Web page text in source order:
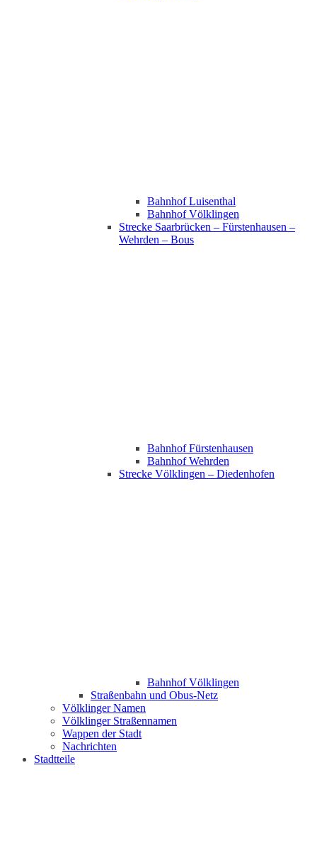
Bahnhof Luisenthal
Bahnhof Völklingen
Strecke Saarbrücken – Fürstenhausen –
Wehrden – Bous
Bahnhof Fürstenhausen
Bahnhof Wehrden
Strecke Völklingen – Diedenhofen
Bahnhof Völklingen
Straßenbahn und Obus-Netz
Völklinger Namen
Völklinger Straßennamen
Wappen der Stadt
Nachrichten
Stadtteile